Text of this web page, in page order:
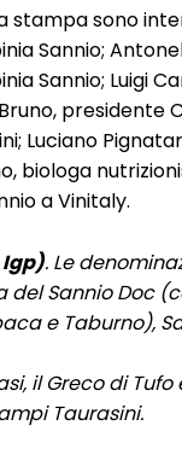
stampa sono
Sannio;
Sannio; Luigi
presidente
Luciano
biologa
a Vinitaly.
Igp). Le
del Sannio Doc
e Taburno),
il Greco di
Taurasini.